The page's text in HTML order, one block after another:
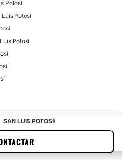
Potosí
Luis Potosí
Potosí
SAN LUIS POTOSÍ